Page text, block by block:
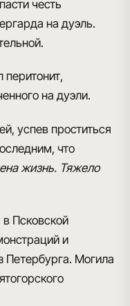
честь
на дуэль.
на дуэли.
успев проститься
что
жизнь. Тяжело
Псковской
и
Петербурга. Могила